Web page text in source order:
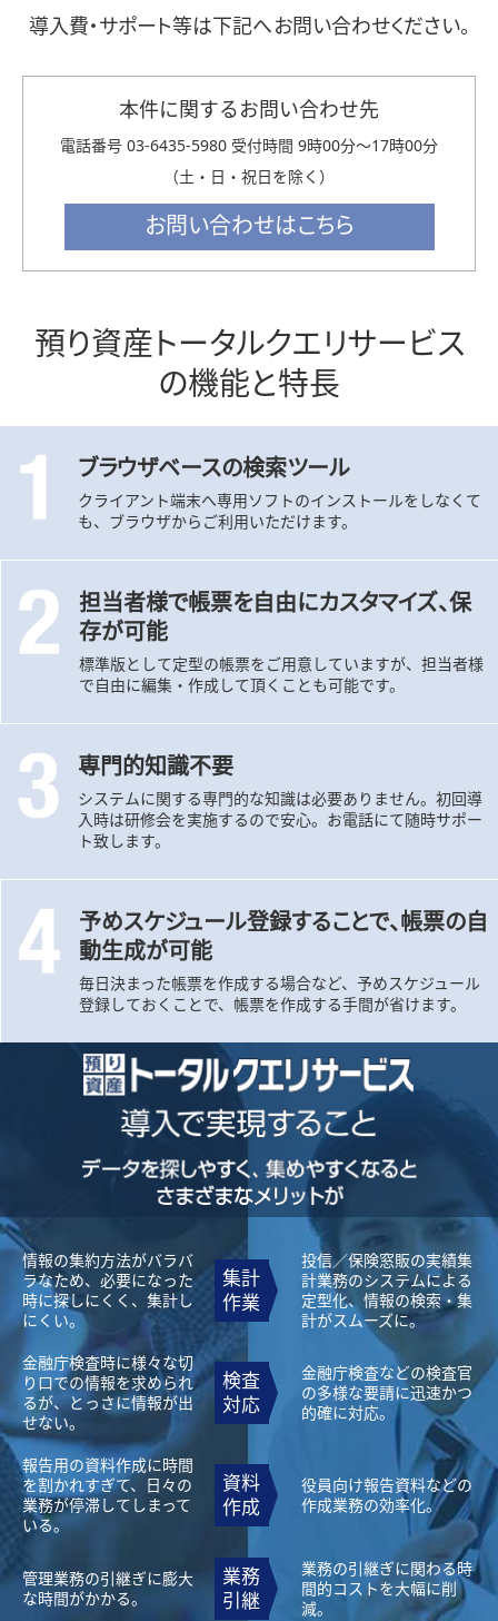
金融機関向け預り資産業務実績情報管理サービス
本件に関するお問い合わせ先
電話番号 03-6435-5980 受付時間 9時00分～17時00分
（土・日・祝日を除く）
預り資産トータルクエリサービス
の機能と特長
ブラウザベースの検索ツール
クライアント端末へ専用ソフトのインストールをしなくて
も、ブラウザからご利用いただけます。
担当者様で帳票を自由にカスタマイズ、保
存が可能
標準版として定型の帳票をご用意していますが、担当者様
で自由に編集・作成して頂くことも可能です。
専門的知識不要
システムに関する専門的な知識は必要ありません。初回導
入時は研修会を実施するので安心。お電話にて随時サポー
ト致します。
予めスケジュール登録することで、帳票の自
動生成が可能
毎日決まった帳票を作成する場合など、予めスケジュール
登録しておくことで、帳票を作成する手間が省けます。
情報の集約方法がバラバ
ラなため、必要になった
時に探しにくく、集計し
にくい。
集計
作業
投信／保険窓販の実績集
計業務のシステムによる
定型化、情報の検索・集
計がスムーズに。
金融庁検査時に様々な切
り口での情報を求められ
るが、とっさに情報が出
せない。
検査
対応
金融庁検査などの検査官
の多様な要請に迅速かつ
的確に対応。
報告用の資料作成に時間
を割かれすぎて、日々の
業務が停滞してしまって
いる。
資料
作成
役員向け報告資料などの
作成業務の効率化。
管理業務の引継ぎに膨大
な時間がかかる。
業務
引継
業務の引継ぎに関わる時
間的コストを大幅に削
減。